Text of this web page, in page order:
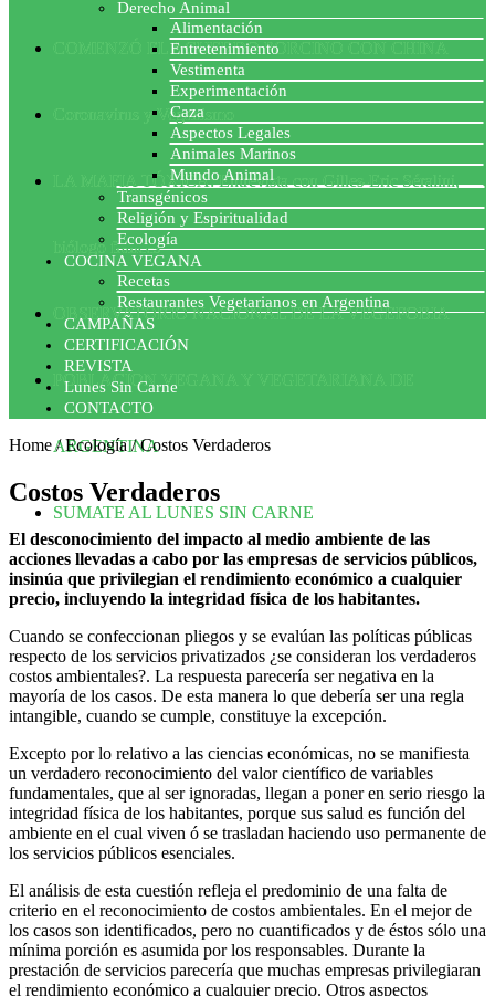
COMENZÓ EL ACUERDO PORCINO CON CHINA
Coronavirus y Veganismo
LA MAFIA TÓXICA: Entrevista con Gilles-Eric Séralini,
biólogo francés
OBSERVATORIO NACIONAL DE LA VEGEFOBIA
POBLACION VEGANA Y VEGETARIANA DE
ARGENTINA
SUMATE AL LUNES SIN CARNE
Derecho Animal
Alimentación
Entretenimiento
Vestimenta
Experimentación
Caza
Aspectos Legales
Animales Marinos
Mundo Animal
Transgénicos
Religión y Espiritualidad
Ecología
COCINA VEGANA
Recetas
Restaurantes Vegetarianos en Argentina
CAMPAÑAS
CERTIFICACIÓN
REVISTA
Lunes Sin Carne
CONTACTO
Home/Ecología/Costos Verdaderos
Costos Verdaderos
El desconocimiento del impacto al medio ambiente de las
acciones llevadas a cabo por las empresas de servicios públicos,
insinúa que privilegian el rendimiento económico a cualquier
precio, incluyendo la integridad física de los habitantes.
Cuando se confeccionan pliegos y se evalúan las políticas públicas
respecto de los servicios privatizados ¿se consideran los verdaderos
costos ambientales?. La respuesta parecería ser negativa en la
mayoría de los casos. De esta manera lo que debería ser una regla
intangible, cuando se cumple, constituye la excepción.
Excepto por lo relativo a las ciencias económicas, no se manifiesta
un verdadero reconocimiento del valor científico de variables
fundamentales, que al ser ignoradas, llegan a poner en serio riesgo la
integridad física de los habitantes, porque sus salud es función del
ambiente en el cual viven ó se trasladan haciendo uso permanente de
los servicios públicos esenciales.
El análisis de esta cuestión refleja el predominio de una falta de
criterio en el reconocimiento de costos ambientales. En el mejor de
los casos son identificados, pero no cuantificados y de éstos sólo una
mínima porción es asumida por los responsables. Durante la
prestación de servicios parecería que muchas empresas privilegiaran
el rendimiento económico a cualquier precio. Otros aspectos